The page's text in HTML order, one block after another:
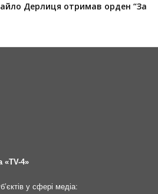
Дерлиця отримав орден “За
«TV-4»
у сфері медіа: